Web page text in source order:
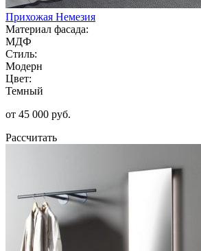
Прихожая Немезия
Материал фасада:
МДФ
Стиль:
Модерн
Цвет:
Темный
от 45 000 руб.
Рассчитать